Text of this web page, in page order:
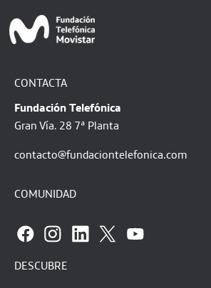
CONTACTA
Fundación Telefónica
Gran Vía. 28 7ª Planta
contacto@fundaciontelefonica.com
COMUNIDAD
DESCUBRE